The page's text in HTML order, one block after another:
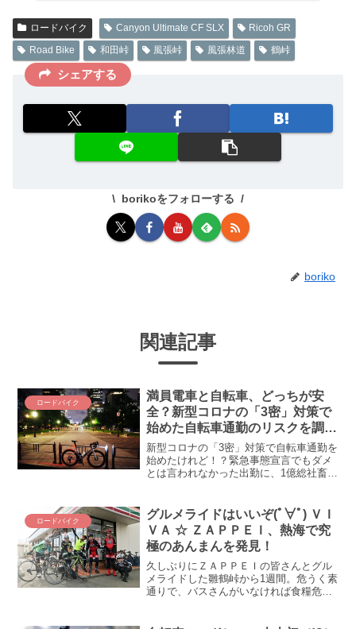
ロードバイク Canyon Ultimate CF SLX
Ricoh GR
Road Bike
和田峠 風張峠 風張林道 鶴峠
シェアする
borikoをフォローする
boriko
関連記事
ロードバイク
満員電車と自転車、どっちが安
全？新型コロナの「3密」対策で
始めた自転車通勤のリスクを調べ
てみた
新型コロナの「3密」対策で自転車通勤を
始めたけれど！？緊急事態宣言でもダメ
とは言われなかった出勤に、1億総社畜魂
を得ない哀しい人生(´；ω；`)ｳｯ…。であ
りま...
ロードバイク
グルメライドはいいぞ(ﾟ∀ﾟ) ＶＩ
ＶＡ ☆ ＺＡＰＰＥＩ、熱海で究
極のあんまんを発見！
久しぶりにＺＡＰＰＥＩの皆さんとグル
メライドした雛鶴峠から1週間。危うく素
通りで、バスさんがいなければ食糧危機